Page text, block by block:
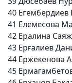
40 Егембердиев
41 Елемесова
42 Ералина
43 Ерғалиев
44 Ержекенова
45